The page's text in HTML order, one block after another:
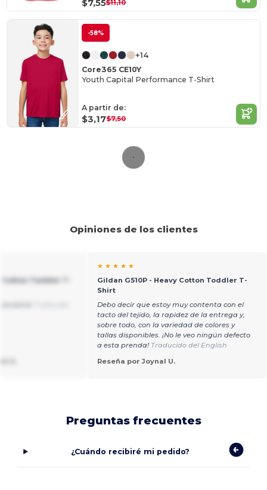
$7,55$11,10
-58%
+14
Core365 CE10Y
Youth Capital Performance T-Shirt
A partir de:
$3,17$7,50
Opiniones de los clientes
Cotton Toddler T-
★ ★ ★ ★ ★
Gildan G510P - Heavy Cotton Toddler T-
Shirt
Debo decir que estoy muy contenta con el
tacto del tejido, la rapidez de la entrega y,
sobre todo, con la variedad de colores y
tallas disponibles. ¡No le veo ningún defecto
a esta prenda! Traducido del English
Reseña por Joynal U.
Preguntas frecuentes
¿Cuándo recibiré mi pedido?